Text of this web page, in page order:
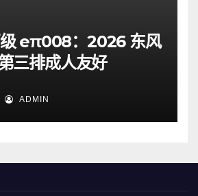
eπ008：2026 东风
三排成人友好
ADMIN